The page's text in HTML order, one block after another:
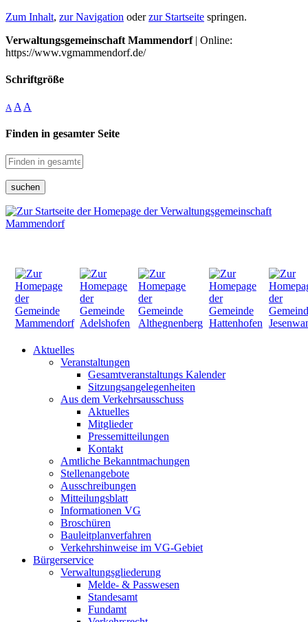
Zum Inhalt, zur Navigation oderzur Startseite springen.
Verwaltungsgemeinschaft Mammendorf| Online:
https://www.vgmammendorf.de/
Schriftgröße
A A A
Finden in gesamter Seite
suchen
Aktuelles
Veranstaltungen
Gesamtveranstaltungs Kalender
Sitzungsangelegenheiten
Aus dem Verkehrsausschuss
Aktuelles
Mitglieder
Pressemitteilungen
Kontakt
Amtliche Bekanntmachungen
Stellenangebote
Ausschreibungen
Mitteilungsblatt
Informationen VG
Broschüren
Bauleitplanverfahren
Verkehrshinweise im VG-Gebiet
Bürgerservice
Verwaltungsgliederung
Melde- & Passwesen
Standesamt
Fundamt